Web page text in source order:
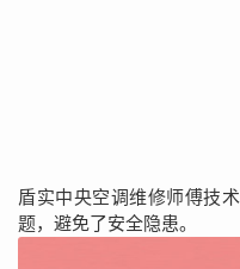
盾实中央空调维修师傅技
题，避免了安全隐患。